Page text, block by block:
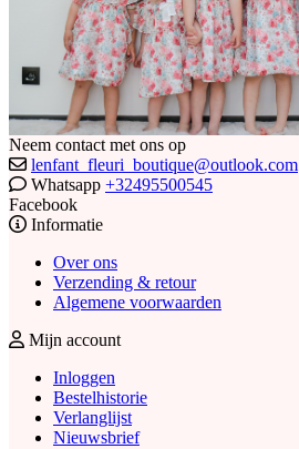
Neem contact met ons op
lenfant_fleuri_boutique@outlook.com
Whatsapp +32495500545
Facebook
Informatie
Over ons
Verzending & retour
Algemene voorwaarden
Mijn account
Inloggen
Bestelhistorie
Verlanglijst
Nieuwsbrief